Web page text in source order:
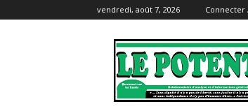
vendredi, août 7, 2026